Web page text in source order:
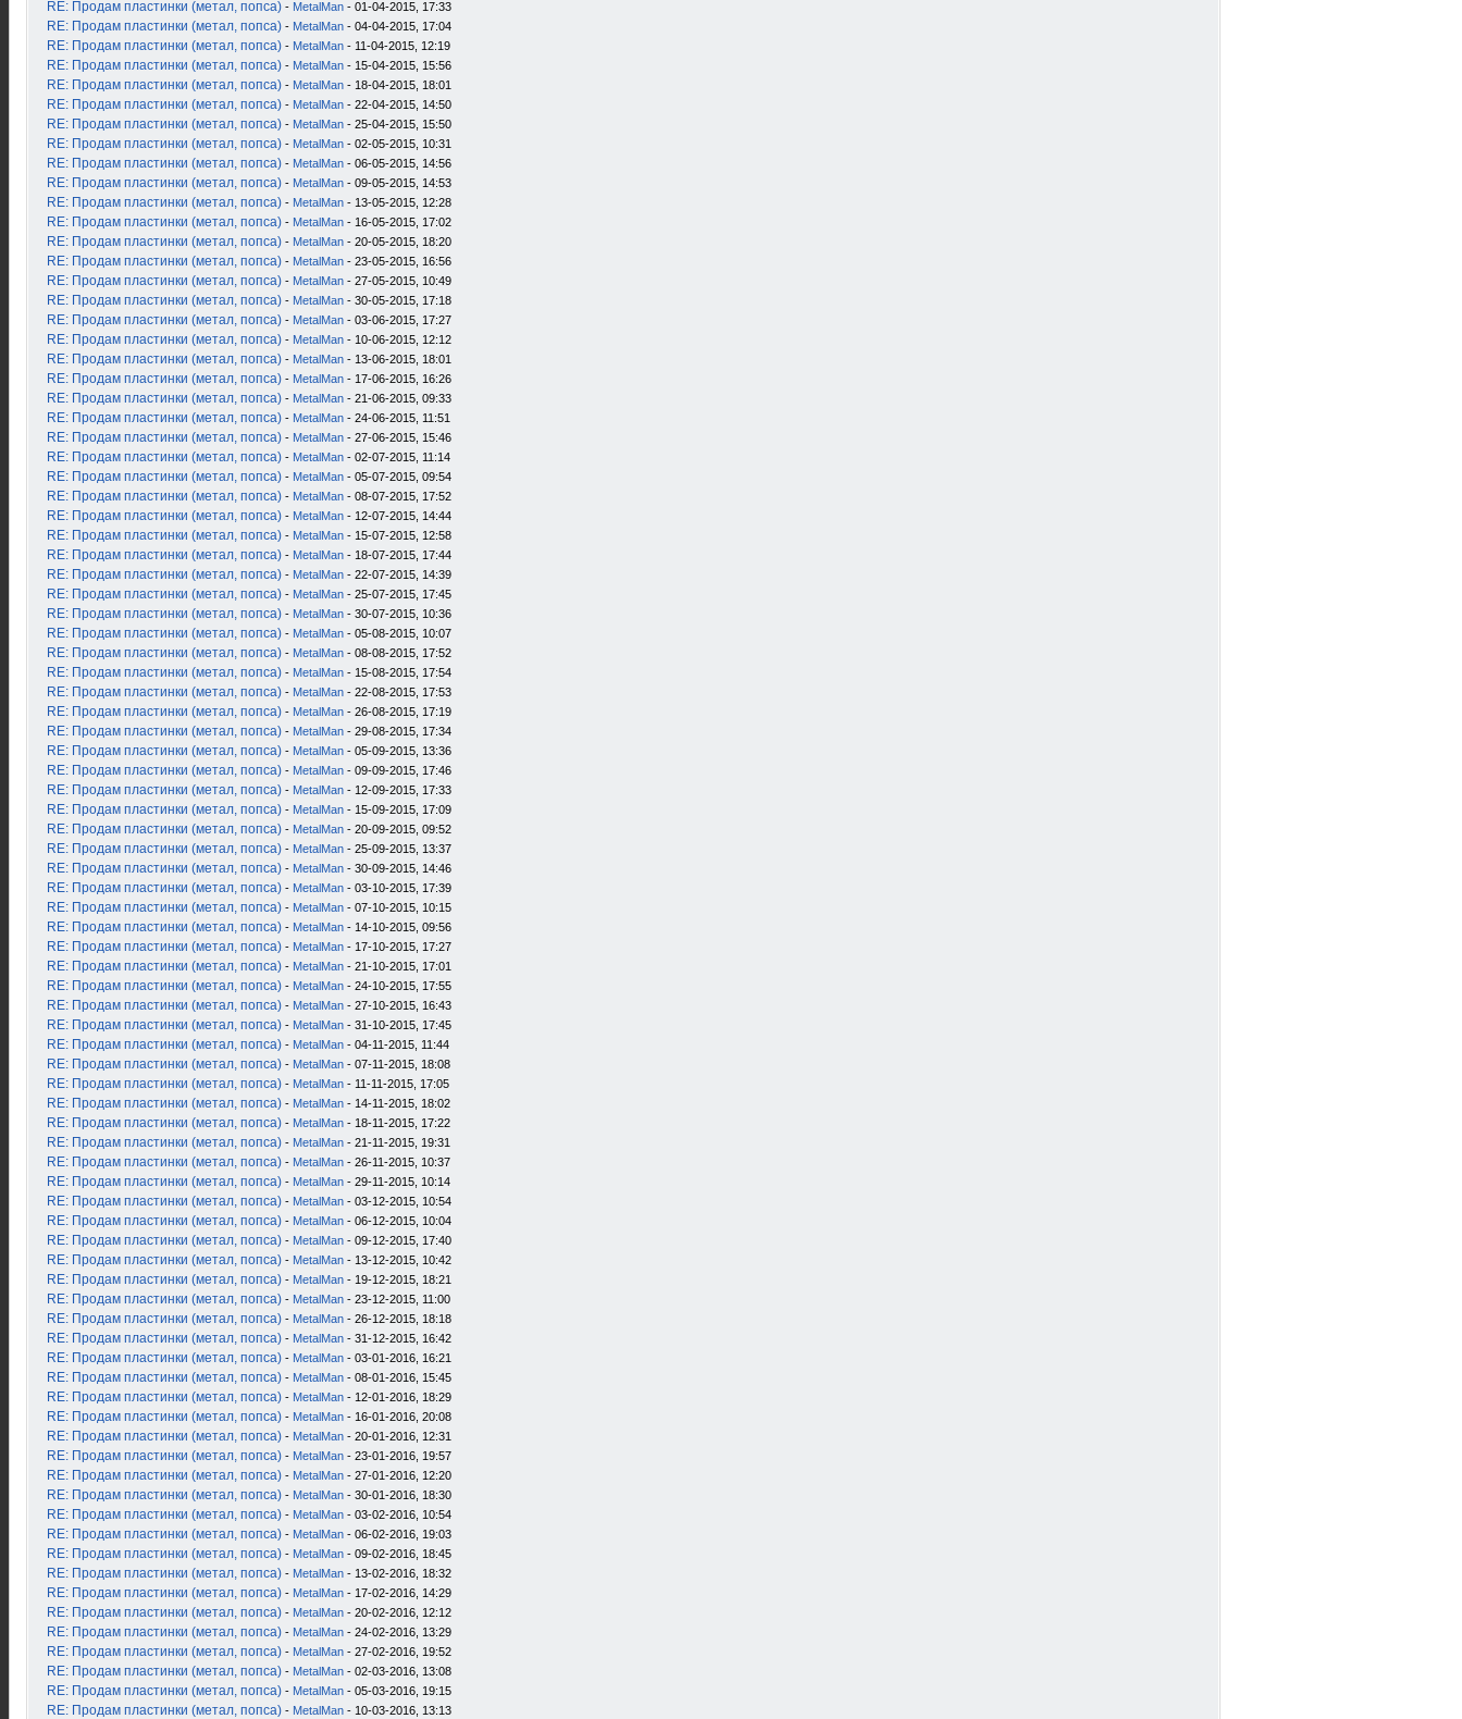
RE: Продам пластинки (метал, попса) - MetalMan - 01-04-2015, 17:33
RE: Продам пластинки (метал, попса) - MetalMan - 04-04-2015, 17:04
RE: Продам пластинки (метал, попса) - MetalMan - 11-04-2015, 12:19
RE: Продам пластинки (метал, попса) - MetalMan - 15-04-2015, 15:56
RE: Продам пластинки (метал, попса) - MetalMan - 18-04-2015, 18:01
RE: Продам пластинки (метал, попса) - MetalMan - 22-04-2015, 14:50
RE: Продам пластинки (метал, попса) - MetalMan - 25-04-2015, 15:50
RE: Продам пластинки (метал, попса) - MetalMan - 02-05-2015, 10:31
RE: Продам пластинки (метал, попса) - MetalMan - 06-05-2015, 14:56
RE: Продам пластинки (метал, попса) - MetalMan - 09-05-2015, 14:53
RE: Продам пластинки (метал, попса) - MetalMan - 13-05-2015, 12:28
RE: Продам пластинки (метал, попса) - MetalMan - 16-05-2015, 17:02
RE: Продам пластинки (метал, попса) - MetalMan - 20-05-2015, 18:20
RE: Продам пластинки (метал, попса) - MetalMan - 23-05-2015, 16:56
RE: Продам пластинки (метал, попса) - MetalMan - 27-05-2015, 10:49
RE: Продам пластинки (метал, попса) - MetalMan - 30-05-2015, 17:18
RE: Продам пластинки (метал, попса) - MetalMan - 03-06-2015, 17:27
RE: Продам пластинки (метал, попса) - MetalMan - 10-06-2015, 12:12
RE: Продам пластинки (метал, попса) - MetalMan - 13-06-2015, 18:01
RE: Продам пластинки (метал, попса) - MetalMan - 17-06-2015, 16:26
RE: Продам пластинки (метал, попса) - MetalMan - 21-06-2015, 09:33
RE: Продам пластинки (метал, попса) - MetalMan - 24-06-2015, 11:51
RE: Продам пластинки (метал, попса) - MetalMan - 27-06-2015, 15:46
RE: Продам пластинки (метал, попса) - MetalMan - 02-07-2015, 11:14
RE: Продам пластинки (метал, попса) - MetalMan - 05-07-2015, 09:54
RE: Продам пластинки (метал, попса) - MetalMan - 08-07-2015, 17:52
RE: Продам пластинки (метал, попса) - MetalMan - 12-07-2015, 14:44
RE: Продам пластинки (метал, попса) - MetalMan - 15-07-2015, 12:58
RE: Продам пластинки (метал, попса) - MetalMan - 18-07-2015, 17:44
RE: Продам пластинки (метал, попса) - MetalMan - 22-07-2015, 14:39
RE: Продам пластинки (метал, попса) - MetalMan - 25-07-2015, 17:45
RE: Продам пластинки (метал, попса) - MetalMan - 30-07-2015, 10:36
RE: Продам пластинки (метал, попса) - MetalMan - 05-08-2015, 10:07
RE: Продам пластинки (метал, попса) - MetalMan - 08-08-2015, 17:52
RE: Продам пластинки (метал, попса) - MetalMan - 15-08-2015, 17:54
RE: Продам пластинки (метал, попса) - MetalMan - 22-08-2015, 17:53
RE: Продам пластинки (метал, попса) - MetalMan - 26-08-2015, 17:19
RE: Продам пластинки (метал, попса) - MetalMan - 29-08-2015, 17:34
RE: Продам пластинки (метал, попса) - MetalMan - 05-09-2015, 13:36
RE: Продам пластинки (метал, попса) - MetalMan - 09-09-2015, 17:46
RE: Продам пластинки (метал, попса) - MetalMan - 12-09-2015, 17:33
RE: Продам пластинки (метал, попса) - MetalMan - 15-09-2015, 17:09
RE: Продам пластинки (метал, попса) - MetalMan - 20-09-2015, 09:52
RE: Продам пластинки (метал, попса) - MetalMan - 25-09-2015, 13:37
RE: Продам пластинки (метал, попса) - MetalMan - 30-09-2015, 14:46
RE: Продам пластинки (метал, попса) - MetalMan - 03-10-2015, 17:39
RE: Продам пластинки (метал, попса) - MetalMan - 07-10-2015, 10:15
RE: Продам пластинки (метал, попса) - MetalMan - 14-10-2015, 09:56
RE: Продам пластинки (метал, попса) - MetalMan - 17-10-2015, 17:27
RE: Продам пластинки (метал, попса) - MetalMan - 21-10-2015, 17:01
RE: Продам пластинки (метал, попса) - MetalMan - 24-10-2015, 17:55
RE: Продам пластинки (метал, попса) - MetalMan - 27-10-2015, 16:43
RE: Продам пластинки (метал, попса) - MetalMan - 31-10-2015, 17:45
RE: Продам пластинки (метал, попса) - MetalMan - 04-11-2015, 11:44
RE: Продам пластинки (метал, попса) - MetalMan - 07-11-2015, 18:08
RE: Продам пластинки (метал, попса) - MetalMan - 11-11-2015, 17:05
RE: Продам пластинки (метал, попса) - MetalMan - 14-11-2015, 18:02
RE: Продам пластинки (метал, попса) - MetalMan - 18-11-2015, 17:22
RE: Продам пластинки (метал, попса) - MetalMan - 21-11-2015, 19:31
RE: Продам пластинки (метал, попса) - MetalMan - 26-11-2015, 10:37
RE: Продам пластинки (метал, попса) - MetalMan - 29-11-2015, 10:14
RE: Продам пластинки (метал, попса) - MetalMan - 03-12-2015, 10:54
RE: Продам пластинки (метал, попса) - MetalMan - 06-12-2015, 10:04
RE: Продам пластинки (метал, попса) - MetalMan - 09-12-2015, 17:40
RE: Продам пластинки (метал, попса) - MetalMan - 13-12-2015, 10:42
RE: Продам пластинки (метал, попса) - MetalMan - 19-12-2015, 18:21
RE: Продам пластинки (метал, попса) - MetalMan - 23-12-2015, 11:00
RE: Продам пластинки (метал, попса) - MetalMan - 26-12-2015, 18:18
RE: Продам пластинки (метал, попса) - MetalMan - 31-12-2015, 16:42
RE: Продам пластинки (метал, попса) - MetalMan - 03-01-2016, 16:21
RE: Продам пластинки (метал, попса) - MetalMan - 08-01-2016, 15:45
RE: Продам пластинки (метал, попса) - MetalMan - 12-01-2016, 18:29
RE: Продам пластинки (метал, попса) - MetalMan - 16-01-2016, 20:08
RE: Продам пластинки (метал, попса) - MetalMan - 20-01-2016, 12:31
RE: Продам пластинки (метал, попса) - MetalMan - 23-01-2016, 19:57
RE: Продам пластинки (метал, попса) - MetalMan - 27-01-2016, 12:20
RE: Продам пластинки (метал, попса) - MetalMan - 30-01-2016, 18:30
RE: Продам пластинки (метал, попса) - MetalMan - 03-02-2016, 10:54
RE: Продам пластинки (метал, попса) - MetalMan - 06-02-2016, 19:03
RE: Продам пластинки (метал, попса) - MetalMan - 09-02-2016, 18:45
RE: Продам пластинки (метал, попса) - MetalMan - 13-02-2016, 18:32
RE: Продам пластинки (метал, попса) - MetalMan - 17-02-2016, 14:29
RE: Продам пластинки (метал, попса) - MetalMan - 20-02-2016, 12:12
RE: Продам пластинки (метал, попса) - MetalMan - 24-02-2016, 13:29
RE: Продам пластинки (метал, попса) - MetalMan - 27-02-2016, 19:52
RE: Продам пластинки (метал, попса) - MetalMan - 02-03-2016, 13:08
RE: Продам пластинки (метал, попса) - MetalMan - 05-03-2016, 19:15
RE: Продам пластинки (метал, попса) - MetalMan - 10-03-2016, 13:13